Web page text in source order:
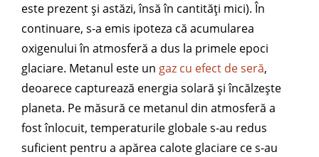
este prezent și astăzi, însă în cantități mici). În
continuare, s-a emis ipoteza că acumularea
oxigenului în atmosferă a dus la primele epoci
glaciare. Metanul este un gaz cu efect de seră,
deoarece capturează energia solară și încălzește
planeta. Pe măsură ce metanul din atmosferă a
fost înlocuit, temperaturile globale s-au redus
suficient pentru a apărea calote glaciare ce s-au